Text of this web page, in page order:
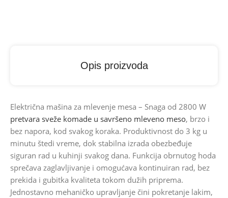
Opis proizvoda
Električna mašina za mlevenje mesa – Snaga od 2800 W
pretvara sveže komade u savršeno mleveno meso, brzo i
bez napora, kod svakog koraka. Produktivnost do 3 kg u
minutu štedi vreme, dok stabilna izrada obezbeđuje
siguran rad u kuhinji svakog dana. Funkcija obrnutog hoda
sprečava zaglavljivanje i omogućava kontinuiran rad, bez
prekida i gubitka kvaliteta tokom dužih priprema.
Jednostavno mehaničko upravljanje čini pokretanje lakim,